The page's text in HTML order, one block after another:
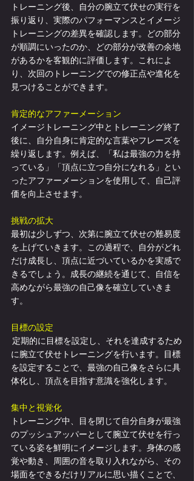
トレーニング後、自分の腕立て伏せの実行を
振り返り、実際のパフォーマンスとイメージ
トレーニングの差異を確認します。どの部分
が順調にいったのか、どの部分が改善の余地
があるかを客観的に評価します。これによ
り、次回のトレーニングでの修正点や進化を
見つけることができます。
肯定的なアファーメーション
イメージトレーニング中とトレーニング終了
後に、自分自身に肯定的な言葉やフレーズを
繰り返します。例えば、「私は最強の力を持
っている」「頂点に立つ自分になれる」とい
ったアファーメーションを使用して、自己評
価を向上させます。
挑戦の拡大
最初は少しずつ、次第に腕立て伏せの難易度
を上げていきます。この過程で、自分がどれ
だけ成長し、頂点に近づいているかを実感で
きるでしょう。成長の継続を通じて、自信を
高めながら最強の自己像を確立していきま
す。
目標の設定
に腕立て伏せトレーニングを行います。目標
を設定することで、最強の自己像をさらに具
体化し、頂点を目指す意識を強化します。
集中と視覚化
トレーニング中、目を閉じて自分自身が最強
のプッシュアッパーとして腕立て伏せを行っ
ている姿を鮮明にイメージします。身体の感
覚や動き、周囲の音を取り入れながら、その
場面をできるだけリアルに思い描くことで、